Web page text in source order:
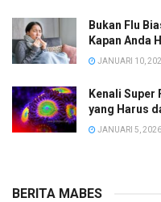
Bukan Flu
Kapan Anda
JANUARI 10,
Kenali Super
yang Harus
JANUARI 5, 2026
BERITA MABES